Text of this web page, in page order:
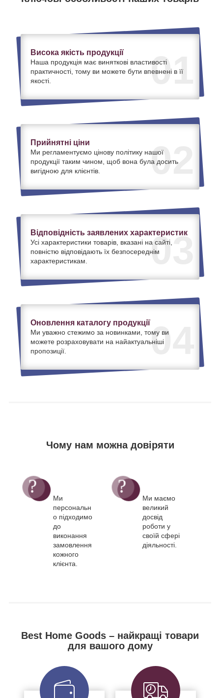
01
Висока якість продукції
Наша продукція має виняткові властивості
практичності, тому ви можете бути впевнені в її
якості.
02
Прийнятні ціни
Ми регламентуємо цінову політику нашої
продукції таким чином, щоб вона була досить
вигідною для клієнтів.
03
Відповідність заявлених характеристик
Усі характеристики товарів, вказані на сайті,
повністю відповідають їх безпосереднім
характеристикам.
04
Оновлення каталогу продукції
Ми уважно стежимо за новинками, тому ви
можете розраховувати на найактуальніші
пропозиції.
Чому нам можна довіряти
Ми
персональн
о підходимо
до
виконання
замовлення
кожного
клієнта.
Ми маємо
великий
досвід
роботи у
своїй сфері
діяльності.
Best Home Goods – найкращі товари
для вашого дому